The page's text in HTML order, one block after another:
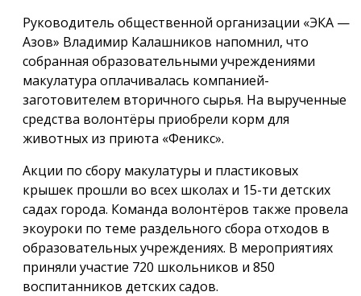
Руководитель общественной организации «ЭКА —
Азов» Владимир Калашников напомнил, что
собранная образовательными учреждениями
макулатура оплачивалась компанией-
заготовителем вторичного сырья. На вырученные
средства волонтёры приобрели корм для
животных из приюта «Феникс».
Акции по сбору макулатуры и пластиковых
крышек прошли во всех школах и 15-ти детских
садах города. Команда волонтёров также провела
экоуроки по теме раздельного сбора отходов в
образовательных учреждениях. В мероприятиях
приняли участие 720 школьников и 850
воспитанников детских садов.